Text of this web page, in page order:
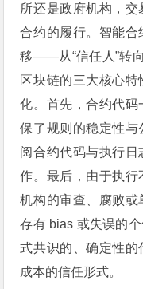
所还是政府机构，
合约的履行。智能
移——从“信任人”转
区块链的三大核心
化。首先，合约代码
保了规则的稳定性与
阅合约代码与执行
作。最后，由于执
机构的审查、腐败
存有 bias 或失误的
式共识的、确定性
成本的信任形式。